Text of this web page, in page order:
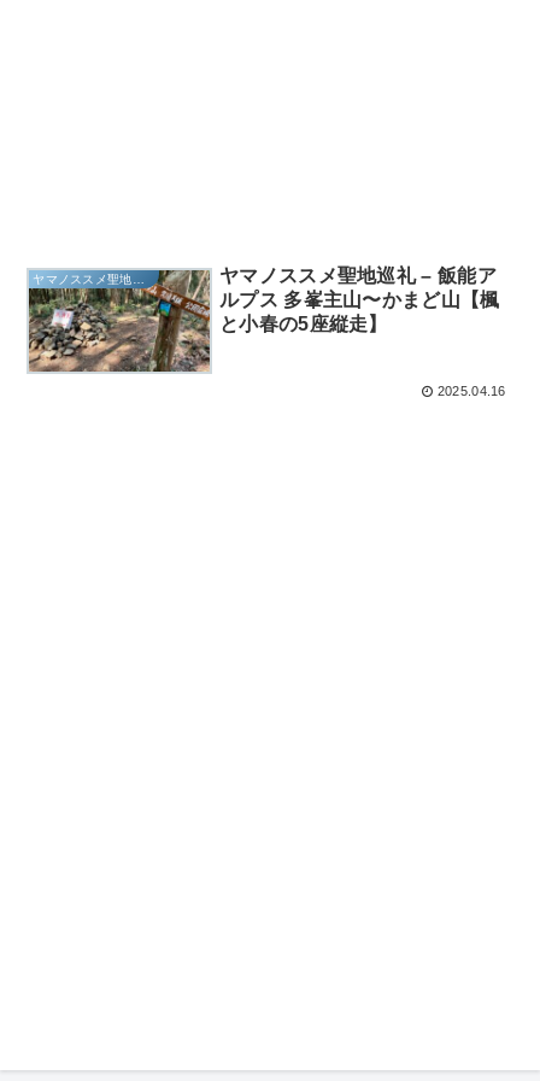
ヤマノススメ聖地巡礼
ヤマノススメ聖地巡礼 – 飯能ア
ルプス 多峯主山〜かまど山【楓
と小春の5座縦走】
2025.04.16